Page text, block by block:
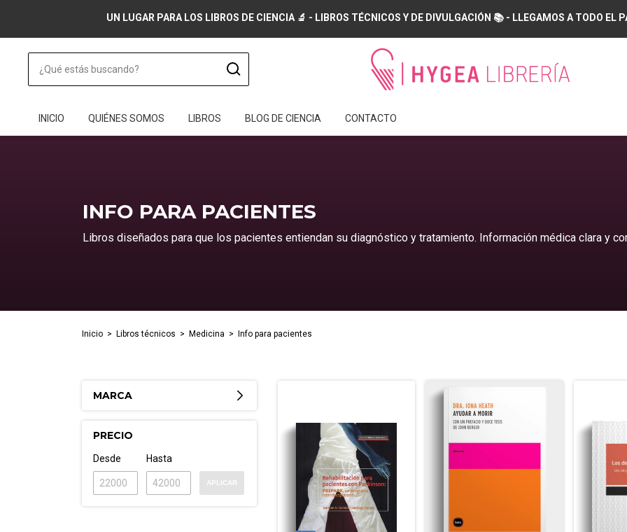
UN LUGAR PARA LOS LIBROS DE CIENCIA 🔬 - LIBROS TÉCNICOS Y DE DIVULGACIÓN 📚 - LLEGAMOS A TODO
INICIO QUIÉNES SOMOS LIBROS BLOG DE CIENCIA CONTACTO
INFO PARA PACIENTES
Libros diseñados para que los pacientes entiendan su diagnóstico y tratamiento. Información médica clara y
Inicio > Libros técnicos > Medicina > Info para pacientes
MARCA
PRECIO
Desde Hasta
APLICAR